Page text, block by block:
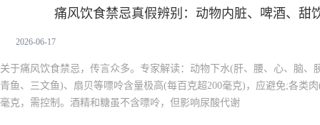
痛风饮食禁忌真假辨别：动物内脏、啤酒、甜
2026-06-17
关于痛风饮食禁忌，传言众多。专家解读：动物下水(肝、腰、心、脑、
青鱼、三文鱼)、扇贝等嘌呤含量极高(每百克超200毫克)，应避免;各类
毫克，需控制。酒精和糖虽不含嘌呤，但影响尿酸代谢